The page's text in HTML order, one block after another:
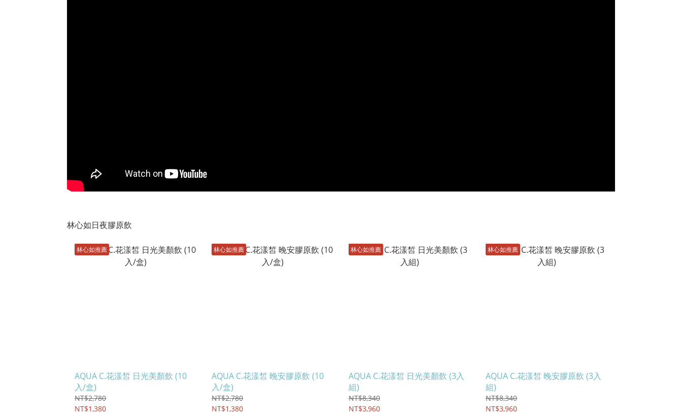
林心如日夜膠原飲
林心如推薦
AQUA C.花漾皙 日光美顏飲 (10
入/盒)
NT$2,780
NT$1,380
林心如推薦
AQUA C.花漾皙 晚安膠原飲 (10
入/盒)
NT$2,780
NT$1,380
林心如推薦
AQUA C.花漾皙 日光美顏飲 (3入
組)
NT$8,340
NT$3,960
林心如推薦
AQUA C.花漾皙 晚安膠原飲 (3入
組)
NT$8,340
NT$3,960